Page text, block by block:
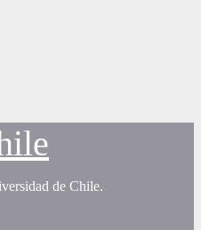
de Chile.